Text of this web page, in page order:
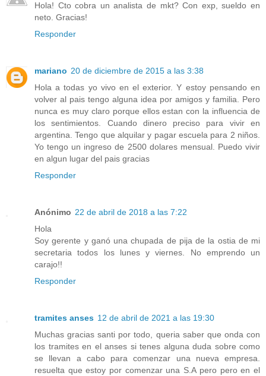
Hola! Cto cobra un analista de mkt? Con exp, sueldo en
neto. Gracias!
Responder
mariano 20 de diciembre de 2015 a las 3:38
Hola a todas yo vivo en el exterior. Y estoy pensando en
volver al pais tengo alguna idea por amigos y familia. Pero
nunca es muy claro porque ellos estan con la influencia de
los sentimientos. Cuando dinero preciso para vivir en
argentina. Tengo que alquilar y pagar escuela para 2 niños.
Yo tengo un ingreso de 2500 dolares mensual. Puedo vivir
en algun lugar del pais gracias
Responder
Anónimo 22 de abril de 2018 a las 7:22
Hola
Soy gerente y ganó una chupada de pija de la ostia de mi
secretaria todos los lunes y viernes. No emprendo un
carajo!!
Responder
tramites anses 12 de abril de 2021 a las 19:30
Muchas gracias santi por todo, queria saber que onda con
los tramites en el anses si tenes alguna duda sobre como
se llevan a cabo para comenzar una nueva empresa.
resuelta que estoy por comenzar una S.A pero pero en el